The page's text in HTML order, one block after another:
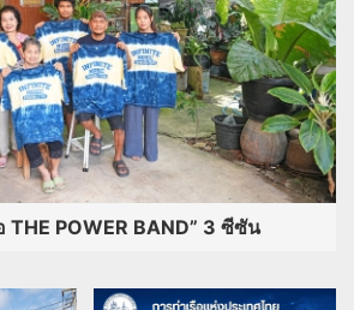
THE POWER BAND” 3 ซีซัน